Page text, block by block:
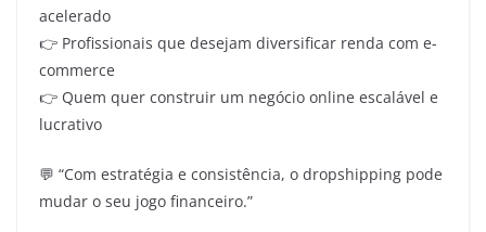
acelerado
👉 Profissionais que desejam diversificar renda com e-
commerce
👉 Quem quer construir um negócio online escalável e
lucrativo
💬 “Com estratégia e consistência, o dropshipping pode
mudar o seu jogo financeiro.”